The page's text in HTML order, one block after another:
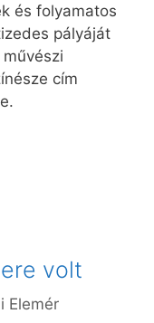
és folyamatos
pályáját
cím
volt
Elemér